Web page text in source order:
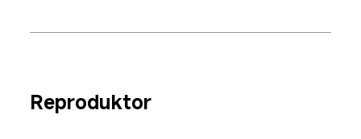
Reproduktor